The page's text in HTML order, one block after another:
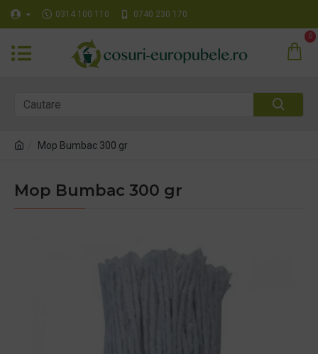
0314 100 110 0740 230 170
0
Mop Bumbac 300 gr
Mop Bumbac 300 gr